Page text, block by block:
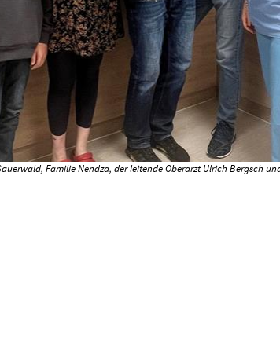
Familie Nendza, der leitende Oberarzt Ulrich Bergsch